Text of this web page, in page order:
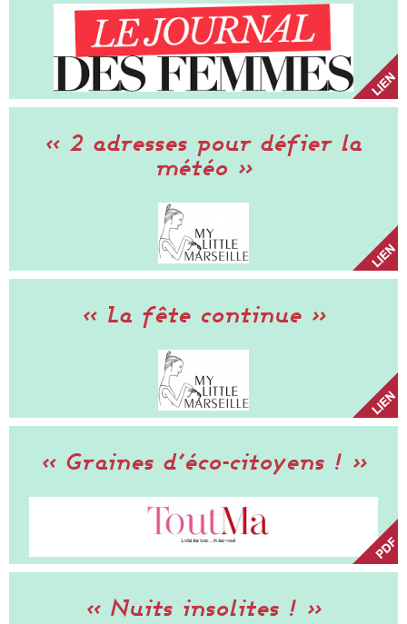
« 2 adresses pour défier la
météo »
« La fête continue »
« Graines d’éco-citoyens ! »
« Nuits insolites ! »